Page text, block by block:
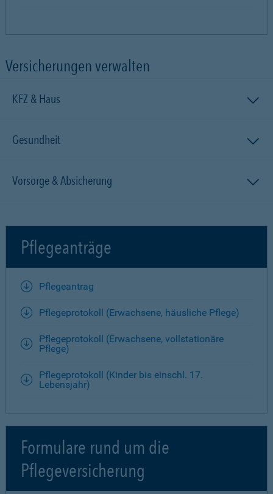
Versicherungen verwalten
KFZ & Haus
Gesundheit
Vorsorge & Absicherung
Pflegeanträge
Pflegeantrag
Pflegeprotokoll (Erwachsene, häusliche Pflege)
Pflegeprotokoll (Erwachsene, vollstationäre
Pflege)
Pflegeprotokoll (Kinder bis einschl. 17.
Lebensjahr)
Formulare rund um die
Pflegeversicherung